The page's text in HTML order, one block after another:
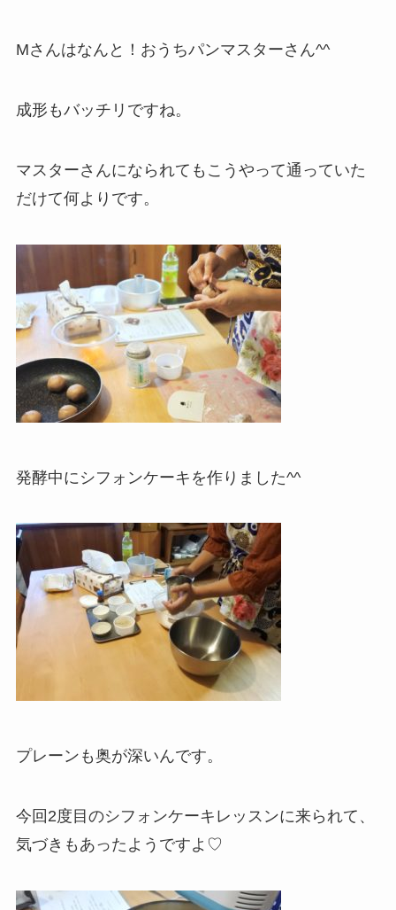
Mさんはなんと！おうちパンマスターさん^^
成形もバッチリですね。
マスターさんになられてもこうやって通っていた
だけて何よりです。
発酵中にシフォンケーキを作りました^^
プレーンも奥が深いんです。
今回2度目のシフォンケーキレッスンに来られて、
気づきもあったようですよ♡